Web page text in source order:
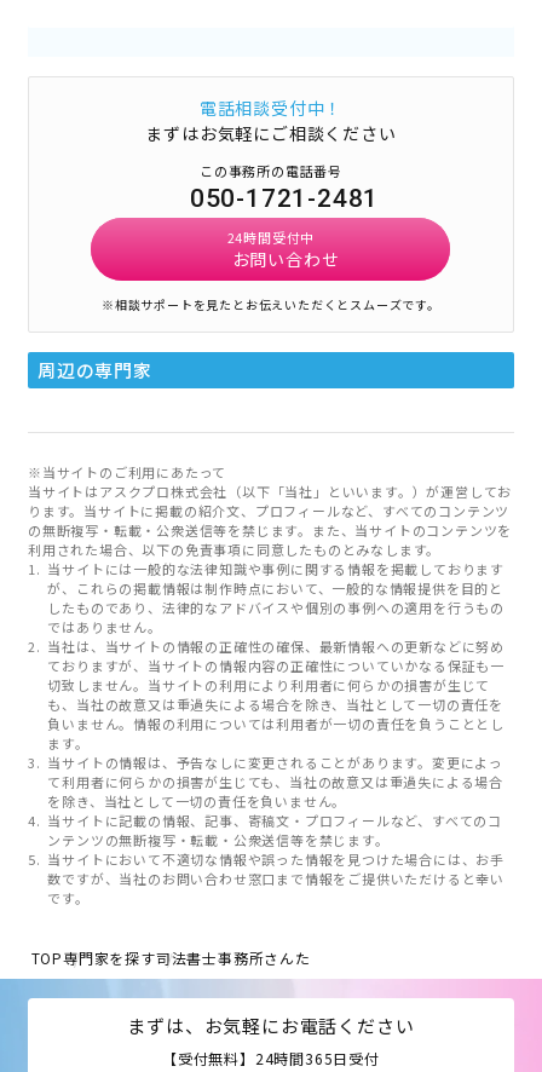
電話相談受付中！
まずはお気軽にご相談ください
この事務所の電話番号
050-1721-2481
24時間受付中
お問い合わせ
※相談サポートを見たとお伝えいただくとスムーズです。
周辺の専門家
※当サイトのご利用にあたって
当サイトはアスクプロ株式会社（以下「当社」といいます。）が運営してお
ります。当サイトに掲載の紹介文、プロフィールなど、すべてのコンテンツ
の無断複写・転載・公衆送信等を禁じます。また、当サイトのコンテンツを
利用された場合、以下の免責事項に同意したものとみなします。
当サイトには一般的な法律知識や事例に関する情報を掲載しております
が、これらの掲載情報は制作時点において、一般的な情報提供を目的と
したものであり、法律的なアドバイスや個別の事例への適用を行うもの
ではありません。
当社は、当サイトの情報の正確性の確保、最新情報への更新などに努め
ておりますが、当サイトの情報内容の正確性についていかなる保証も一
切致しません。当サイトの利用により利用者に何らかの損害が生じて
も、当社の故意又は重過失による場合を除き、当社として一切の責任を
負いません。情報の利用については利用者が一切の責任を負うこととし
ます。
当サイトの情報は、予告なしに変更されることがあります。変更によっ
て利用者に何らかの損害が生じても、当社の故意又は重過失による場合
を除き、当社として一切の責任を負いません。
当サイトに記載の情報、記事、寄稿文・プロフィールなど、すべてのコ
ンテンツの無断複写・転載・公衆送信等を禁じます。
当サイトにおいて不適切な情報や誤った情報を見つけた場合には、お手
数ですが、当社のお問い合わせ窓口まで情報をご提供いただけると幸い
です。
TOP専門家を探す司法書士事務所さんた
まずは、お気軽にお電話ください
【受付無料】24時間365日受付